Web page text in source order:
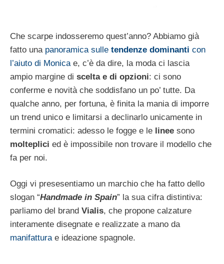
Che scarpe indosseremo quest’anno? Abbiamo già
fatto una panoramica sulle tendenze dominanti con
l’aiuto di Monicae, c’è da dire, la moda ci lascia
ampio margine di scelta e di opzioni: ci sono
conferme e novità che soddisfano un po’ tutte. Da
qualche anno, per fortuna, è finita la mania di imporre
un trend unico e limitarsi a declinarlo unicamente in
termini cromatici: adesso le fogge e le linee sono
molteplici ed è impossibile non trovare il modello che
fa per noi.
Oggi vi presesentiamo un marchio che ha fatto dello
slogan “Handmade in Spain” la sua cifra distintiva:
parliamo del brand Vialis, che propone calzature
interamente disegnate e realizzate a mano da
manifatturae ideazione spagnole.